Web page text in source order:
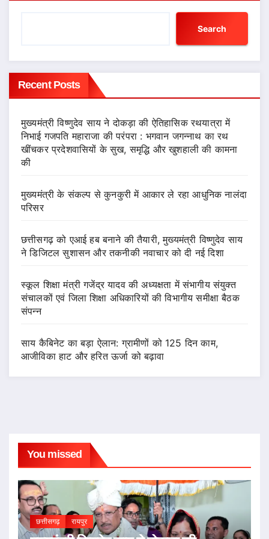
Search
Recent Posts
मुख्यमंत्री विष्णुदेव साय ने दोकड़ा की ऐतिहासिक रथयात्रा में
निभाई गजपति महाराजा की परंपरा : भगवान जगन्नाथ का रथ
खींचकर प्रदेशवासियों के सुख, समृद्धि और खुशहाली की कामना
की
मुख्यमंत्री के संकल्प से कुनकुरी में आकार ले रहा आधुनिक नालंदा
परिसर
छत्तीसगढ़ को एआई हब बनाने की तैयारी, मुख्यमंत्री विष्णुदेव साय
ने डिजिटल सुशासन और तकनीकी नवाचार को दी नई दिशा
स्कूल शिक्षा मंत्री गजेंद्र यादव की अध्यक्षता में संभागीय संयुक्त
संचालकों एवं जिला शिक्षा अधिकारियों की विभागीय समीक्षा बैठक
संपन्न
साय कैबिनेट का बड़ा ऐलान: ग्रामीणों को 125 दिन काम,
आजीविका हाट और हरित ऊर्जा को बढ़ावा
You missed
छत्तीसगढ़ रायपुर